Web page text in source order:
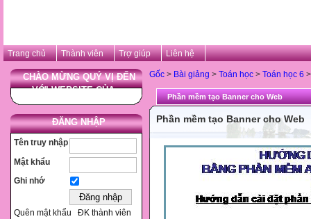
Trang chủ Thành viên Trợ giúp Liên hệ
CHÀO MỪNG QUÝ VỊ ĐẾN
VỚI WEBSITE CỦA ...
ĐĂNG NHẬP
Tên truy nhập
Mật khẩu
Ghi nhớ
Quên mật khẩu ĐK thành viên
Gốc > Bài giảng > Toán học > Toán học 6 >
Phần mềm tạo Banner cho Web
Phần mềm tạo Banner cho Web